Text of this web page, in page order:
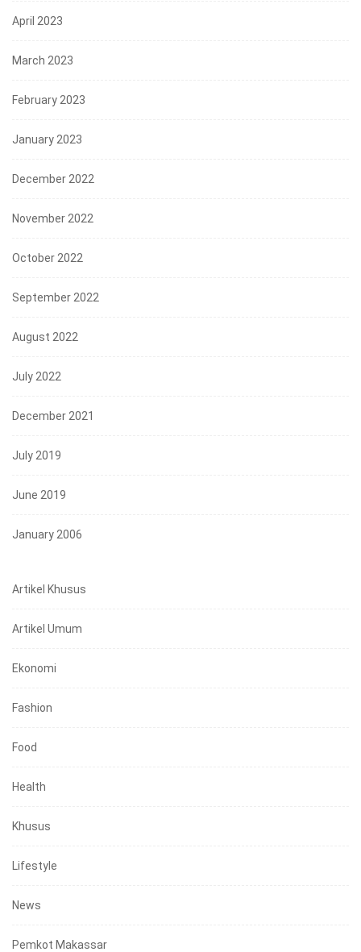
April 2023
March 2023
February 2023
January 2023
December 2022
November 2022
October 2022
September 2022
August 2022
July 2022
December 2021
July 2019
June 2019
January 2006
Artikel Khusus
Artikel Umum
Ekonomi
Fashion
Food
Health
Khusus
Lifestyle
News
Pemkot Makassar